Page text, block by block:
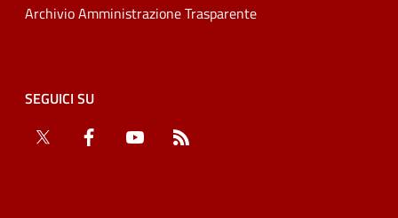
Archivio Amministrazione Trasparente
SEGUICI SU
Twitter
Facebook YouTube